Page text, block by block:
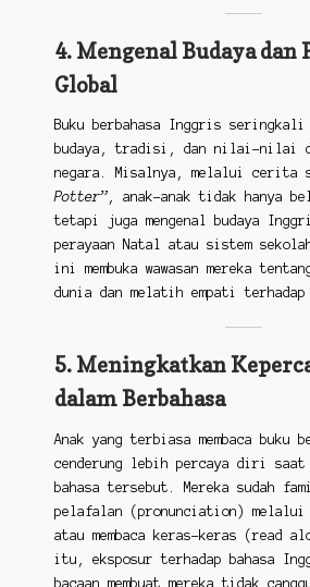
4. Mengenal Budaya dan
Global
Buku berbahasa Inggris seringkali
budaya, tradisi, dan nilai-nilai
negara. Misalnya, melalui cerita
Potter”, anak-anak tidak hanya
tetapi juga mengenal budaya
perayaan Natal atau sistem
ini membuka wawasan mereka
dunia dan melatih empati terhadap
5. Meningkatkan
dalam Berbahasa
Anak yang terbiasa membaca buku
cenderung lebih percaya diri saat
bahasa tersebut. Mereka sudah
pelafalan (pronunciation) melalui
atau membaca keras-keras (read
itu, eksposur terhadap bahasa
bacaan membuat mereka tidak